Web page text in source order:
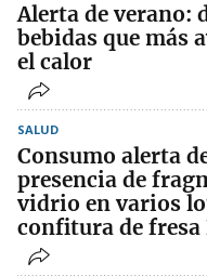
Alerta de verano:
bebidas que más
el calor
SALUD
Consumo alerta
presencia de
vidrio en varios
confitura de fresa